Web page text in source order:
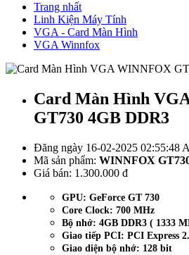
Trang nhất
Linh Kiện Máy Tính
VGA - Card Màn Hình
VGA Winnfox
Card Màn Hình
GT730 4GB DDR3
Đăng ngày 16-02-2025 02:55:48
Mã sản phẩm: WINNFOX
Giá bán: 1.300.000 đ
GPU: GeForce GT 730
Core Clock: 700 MHz
Bộ nhớ: 4GB DDR3 ( 1333
Giao tiếp PCI: PCI Express
Giao diện bộ nhớ: 128 bit